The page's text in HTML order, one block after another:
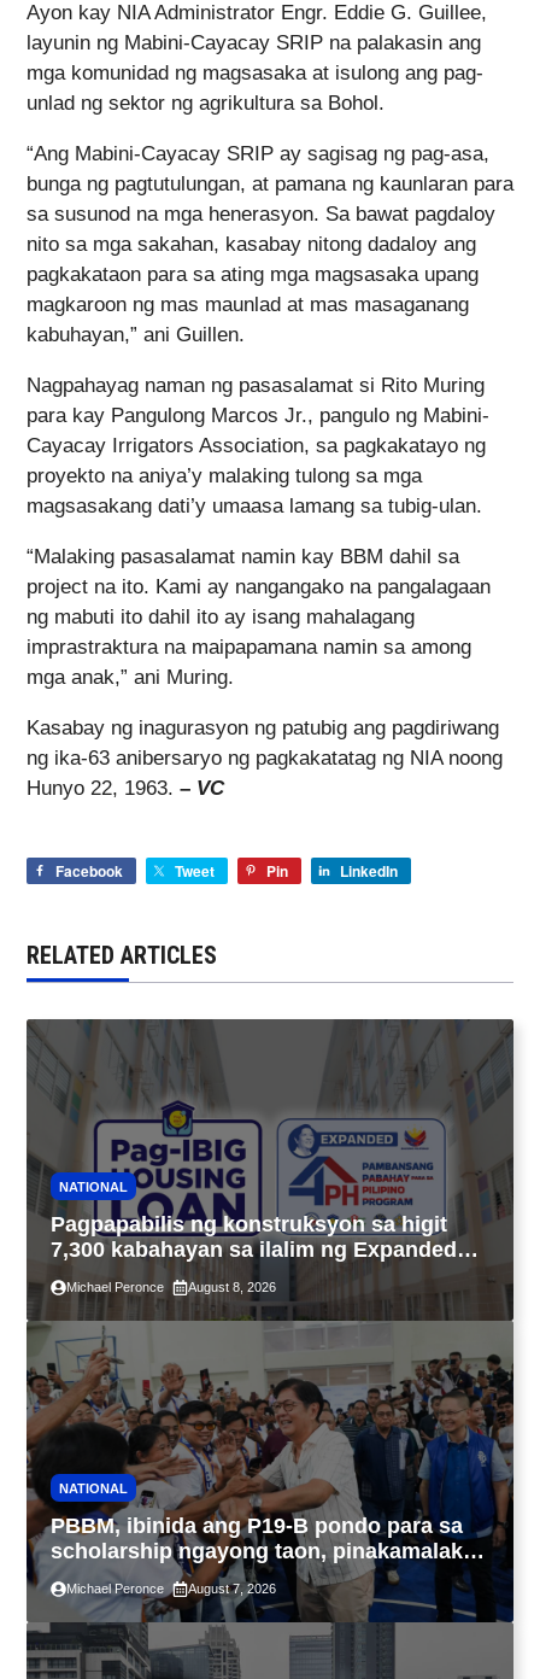
Ayon kay NIA Administrator Engr. Eddie G. Guillee,
layunin ng Mabini-Cayacay SRIP na palakasin ang
mga komunidad ng magsasaka at isulong ang pag-
unlad ng sektor ng agrikultura sa Bohol.
“Ang Mabini-Cayacay SRIP ay sagisag ng pag-asa,
bunga ng pagtutulungan, at pamana ng kaunlaran para
sa susunod na mga henerasyon. Sa bawat pagdaloy
nito sa mga sakahan, kasabay nitong dadaloy ang
pagkakataon para sa ating mga magsasaka upang
magkaroon ng mas maunlad at mas masaganang
kabuhayan,” ani Guillen.
Nagpahayag naman ng pasasalamat si Rito Muring
para kay Pangulong Marcos Jr., pangulo ng Mabini-
Cayacay Irrigators Association, sa pagkakatayo ng
proyekto na aniya’y malaking tulong sa mga
magsasakang dati’y umaasa lamang sa tubig-ulan.
“Malaking pasasalamat namin kay BBM dahil sa
project na ito. Kami ay nangangako na pangalagaan
ng mabuti ito dahil ito ay isang mahalagang
imprastraktura na maipapamana namin sa among
mga anak,” ani Muring.
Kasabay ng inagurasyon ng patubig ang pagdiriwang
ng ika-63 anibersaryo ng pagkakatatag ng NIA noong
Hunyo 22, 1963. – VC
Facebook Tweet Pin LinkedIn
RELATED ARTICLES
NATIONAL
Pagpapabilis ng konstruksyon sa higit
7,300 kabahayan sa ilalim ng Expanded
4PH, posible na sa pagtutulungan ng Pag-
IBIG at P.A. Alvarez
Michael Peronce August 8, 2026
NATIONAL
PBBM, ibinida ang P19-B pondo para sa
scholarship ngayong taon, pinakamalaki
sa kasaysayan ng TESDA
Michael Peronce August 7, 2026